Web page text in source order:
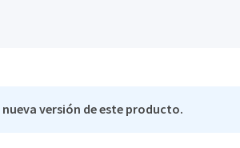
versión de este producto.